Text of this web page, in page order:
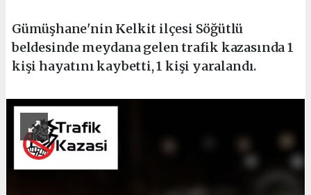
Gümüşhane'nin Kelkit ilçesi Söğütlü
beldesinde meydana gelen trafik kazasında 1
kişi hayatını kaybetti, 1 kişi yaralandı.